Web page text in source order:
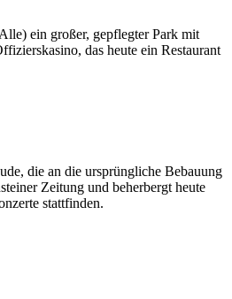
ein großer, gepflegter Park mit
das heute ein Restaurant
die an die ursprüngliche Bebauung
Zeitung und beherbergt heute
stattfinden.